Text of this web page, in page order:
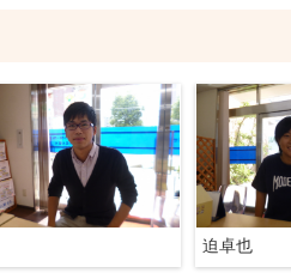
迫卓也